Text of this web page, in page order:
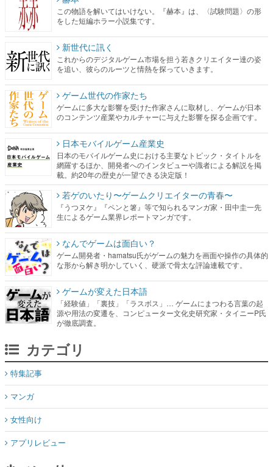
この物語を解いてはいけない。『赫本』は、〈試験問題〉の形
をした短編ホラー小説集です。
新世代に訊く
これからのデジタルゲーム市場を担う若きクリエイター達の姿
を追い、彼らのルーツと情熱を探っていきます。
ゲーム世代の作家たち
ゲームに多大な影響を受けた作家さんに取材し、ゲームが日本
のコンテンツ産業やカルチャーに与えた影響を探る企画です。
日本モバイルゲーム産業史
日本のモバイルゲーム史における主要なトピック・タイトルを
網羅するほか、開発者へのインタビューや識者による解説を掲
載。約20年の歴史が一望できる決定版！
若ゲのいたり〜ゲームクリエイターの青春〜
『うつヌケ』『ペンと箸』等で知られるマンガ家・田中圭一先
生によるゲーム業界レポートマンガです。
なんでゲームは面白い？
ゲーム開発者・hamatsu氏がゲームの魅力を画面や操作の具体的
な形から解き明かしていく、硬派で骨太な評論連載です。
ゲームが変えた日本語
「経験値」「裏技」「ラスボス」… ゲームにまつわる言葉の起
源や用法の変遷を、コンピューター文化史研究家・タイニーP氏
が徹底調査。
カテゴリ
特集記事
マンガ
女性向け
アプリレビュー